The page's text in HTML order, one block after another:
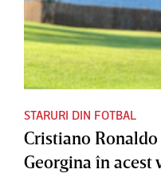
STARURI DIN FOTBAL
Cristiano
Georgina în acest